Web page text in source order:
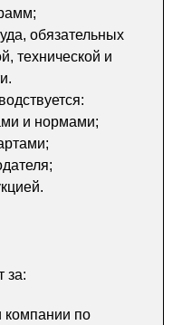
обязательных
технической и
и нормами;
за:
компании по